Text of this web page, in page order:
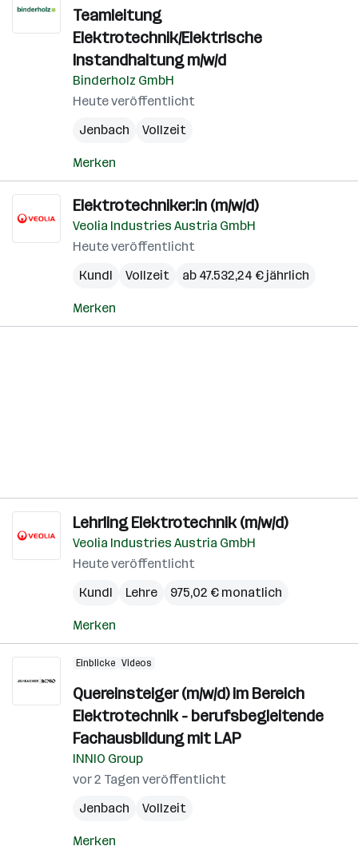
Teamleitung
Elektrotechnik/Elektrische
Instandhaltung m/w/d
Binderholz GmbH
Heute veröffentlicht
Jenbach
Vollzeit
Merken
Elektrotechniker:in (m/w/d)
Veolia Industries Austria GmbH
Heute veröffentlicht
Kundl
Vollzeit ab 47.532,24 € jährlich
Merken
Lehrling Elektrotechnik (m/w/d)
Veolia Industries Austria GmbH
Heute veröffentlicht
Kundl
Lehre 975,02 € monatlich
Merken
Einblicke Videos
Quereinsteiger (m/w/d) im Bereich
Elektrotechnik - berufsbegleitende
Fachausbildung mit LAP
INNIO Group
vor 2 Tagen veröffentlicht
Jenbach
Vollzeit
Merken